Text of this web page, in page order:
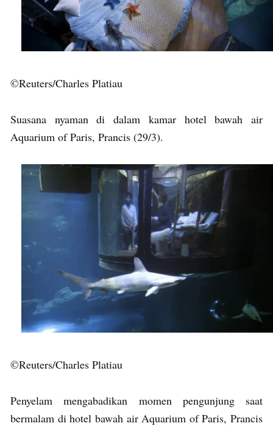
©Reuters/Charles Platiau
Suasana nyaman di dalam kamar hotel bawah air
Aquarium of Paris, Prancis (29/3).
©Reuters/Charles Platiau
Penyelam mengabadikan momen pengunjung saat
bermalam di hotel bawah air Aquarium of Paris, Prancis